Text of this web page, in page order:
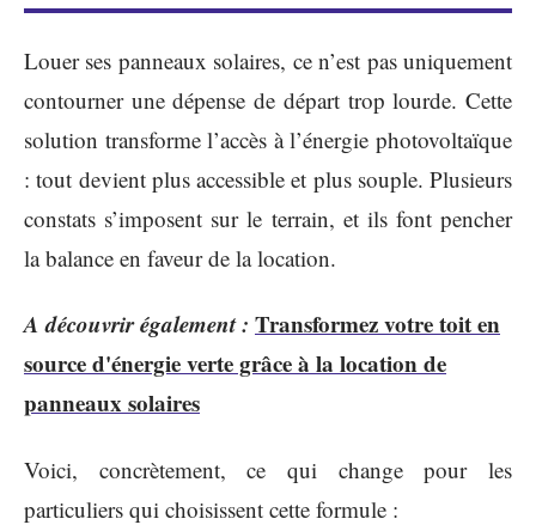
Louer ses panneaux solaires, ce n’est pas uniquement
contourner une dépense de départ trop lourde. Cette
solution transforme l’accès à l’énergie photovoltaïque
: tout devient plus accessible et plus souple. Plusieurs
constats s’imposent sur le terrain, et ils font pencher
la balance en faveur de la location.
A découvrir également : Transformez votre toit en
source d'énergie verte grâce à la location de
panneaux solaires
Voici, concrètement, ce qui change pour les
particuliers qui choisissent cette formule :